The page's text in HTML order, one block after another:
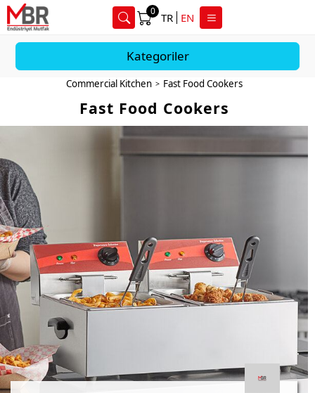
0 TR EN
Kategoriler
Commercial Kitchen > Fast Food Cookers
Fast Food Cookers